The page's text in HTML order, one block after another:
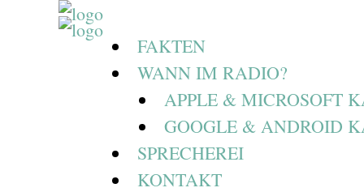
FAKTEN
WANN IM RADIO?
APPLE & MICROSOFT
GOOGLE & ANDROID
SPRECHEREI
KONTAKT